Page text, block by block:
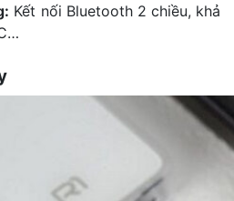
Kết nối Bluetooth 2 chiều, khả